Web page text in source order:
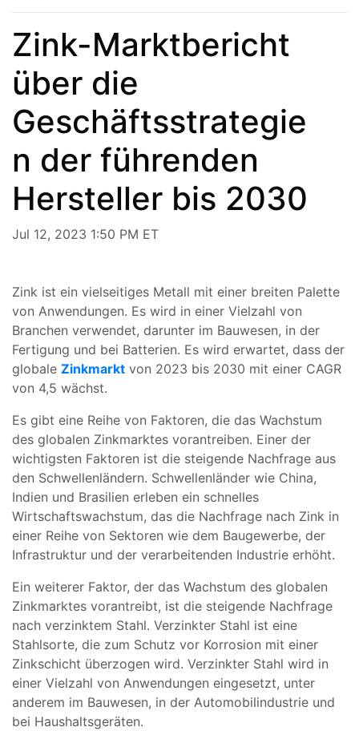
Zink-Marktbericht
über die
Geschäftsstrategie
n der führenden
Hersteller bis 2030
Jul 12, 2023 1:50 PM ET
Zink ist ein vielseitiges Metall mit einer breiten Palette
von Anwendungen. Es wird in einer Vielzahl von
Branchen verwendet, darunter im Bauwesen, in der
Fertigung und bei Batterien. Es wird erwartet, dass der
globale Zinkmarkt von 2023 bis 2030 mit einer CAGR
von 4,5 wächst.
Es gibt eine Reihe von Faktoren, die das Wachstum
des globalen Zinkmarktes vorantreiben. Einer der
wichtigsten Faktoren ist die steigende Nachfrage aus
den Schwellenländern. Schwellenländer wie China,
Indien und Brasilien erleben ein schnelles
Wirtschaftswachstum, das die Nachfrage nach Zink in
einer Reihe von Sektoren wie dem Baugewerbe, der
Infrastruktur und der verarbeitenden Industrie erhöht.
Ein weiterer Faktor, der das Wachstum des globalen
Zinkmarktes vorantreibt, ist die steigende Nachfrage
nach verzinktem Stahl. Verzinkter Stahl ist eine
Stahlsorte, die zum Schutz vor Korrosion mit einer
Zinkschicht überzogen wird. Verzinkter Stahl wird in
einer Vielzahl von Anwendungen eingesetzt, unter
anderem im Bauwesen, in der Automobilindustrie und
bei Haushaltsgeräten.